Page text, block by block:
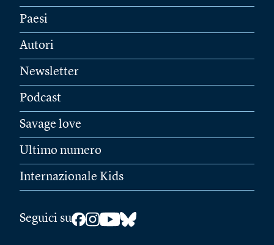
Paesi
Autori
Newsletter
Podcast
Savage love
Ultimo numero
Internazionale Kids
Seguici su